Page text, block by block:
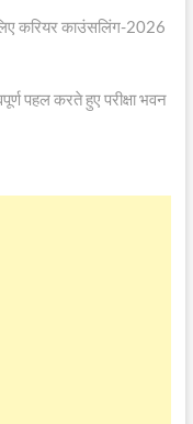
लिए करियर काउंसलिंग-2026
पहल करते हुए परीक्षा भवन